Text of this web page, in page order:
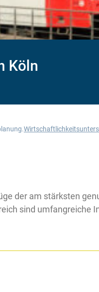
Köln
der am stärksten
sind umfangreiche